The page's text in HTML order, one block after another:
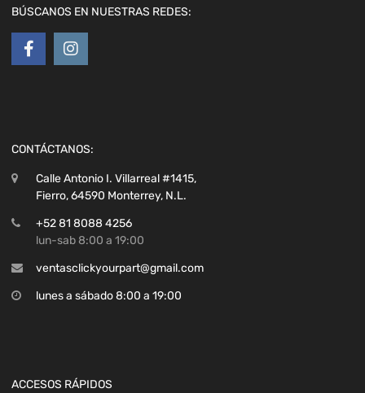
BÚSCANOS EN NUESTRAS REDES:
CONTÁCTANOS:
Calle Antonio I. Villarreal #1415,
Fierro, 64590 Monterrey, N.L.
+52 81 8088 4256
lun-sab 8:00 a 19:00
ventasclickyourpart@gmail.com
lunes a sábado 8:00 a 19:00
ACCESOS RÁPIDOS